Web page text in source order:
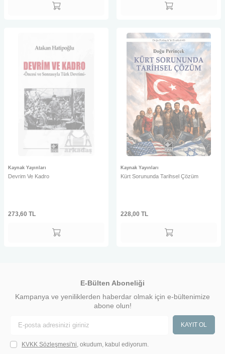
Kaynak Yayınları
Devrim Ve Kadro
273,60 TL
Kaynak Yayınları
Kürt Sorununda Tarihsel Çözüm
228,00 TL
E-Bülten Aboneliği
Kampanya ve yeniliklerden haberdar olmak için e-bültenimize
abone olun!
KAYIT OL
KVKK Sözleşmesi'ni , okudum, kabul ediyorum.